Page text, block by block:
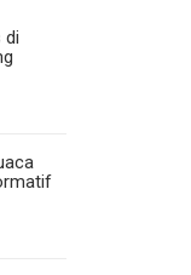
di